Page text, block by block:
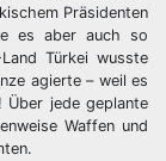
Präsidenten
es aber auch so
Türkei wusste
agierte – weil es
Über jede geplante
Waffen und